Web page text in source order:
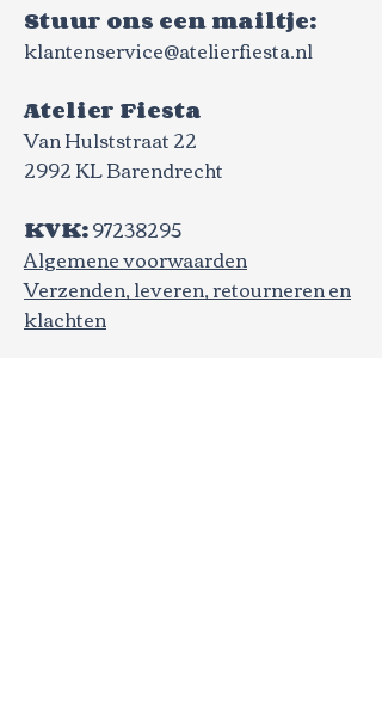
Stuur ons een mailtje:
klantenservice@atelierfiesta.nl
Atelier Fiesta
Van Hulststraat 22
2992 KL Barendrecht
KVK:97238295
Algemene voorwaarden​
Verzenden, leveren, retourneren en
klachten